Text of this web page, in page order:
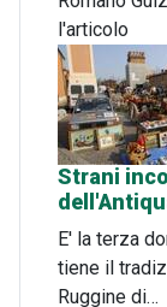
l'articolo
Strani
E' la terza
tiene il
Ruggine di…